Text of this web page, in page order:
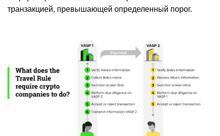
транзакцией, превышающей определенный порог.